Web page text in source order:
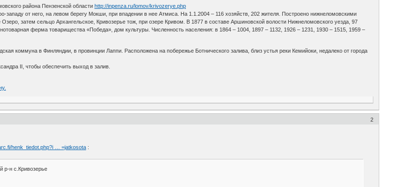
района Пензенской областиhttp://inpenza.ru/lomov/krivozerye.php
западу от него, на левом берегу Мокши, при впадении в нее Атмиса. На 1.1.2004 – 116 хозяйств, 202 жителя. Построено нижнеломовскими
затем сельцо Архангельское, Кривозерье тож, при озере Кривом. В 1877 в составе Аршиновской волости Нижнеломовского уезда, 97
ферма товарищества «Победа», дом культуры. Численность населения: в 1864 – 1004, 1897 – 1132, 1926 – 1231, 1930 – 1515, 1959 –
коммуна в Финляндии, в провинции Лаппи. Расположена на побережье Ботнического залива, близ устья реки Кемийоки, недалеко от города
II, чтобы обеспечить выход в залив.
2
henk_tiedot.php?i … =jatkosota :
р-н с.Кривозерье